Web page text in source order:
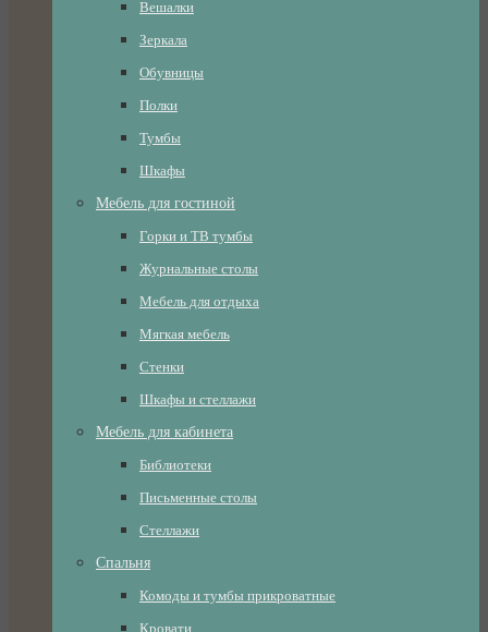
Вешалки
Зеркала
Обувницы
Полки
Тумбы
Шкафы
Мебель для гостиной
Горки и ТВ тумбы
Журнальные столы
Мебель для отдыха
Мягкая мебель
Стенки
Шкафы и стеллажи
Мебель для кабинета
Библиотеки
Письменные столы
Стеллажи
Спальня
Комоды и тумбы прикроватные
Кровати